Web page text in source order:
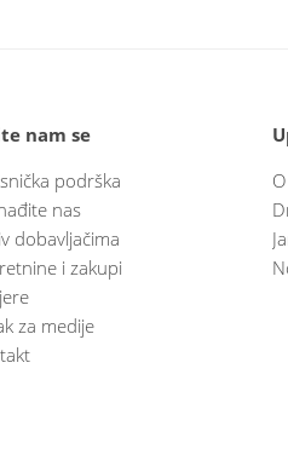
nam se
podrška
nas
dobavljačima
i zakupi
za medije